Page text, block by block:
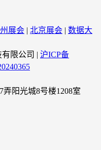
展会 | 北京展会 | 数据大
限公司 | 沪ICP备
阳光城8号楼1208室